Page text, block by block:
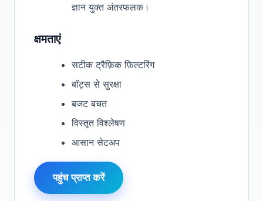
ज्ञान युक्त अंतरफलक।
क्षमताएं
सटीक ट्रैफ़िक फ़िल्टरिंग
बॉट्स से सुरक्षा
बजट बचत
विस्तृत विश्लेषण
आसान सेटअप
पहुंच प्राप्त करें